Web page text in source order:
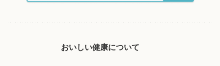
おいしい健康について